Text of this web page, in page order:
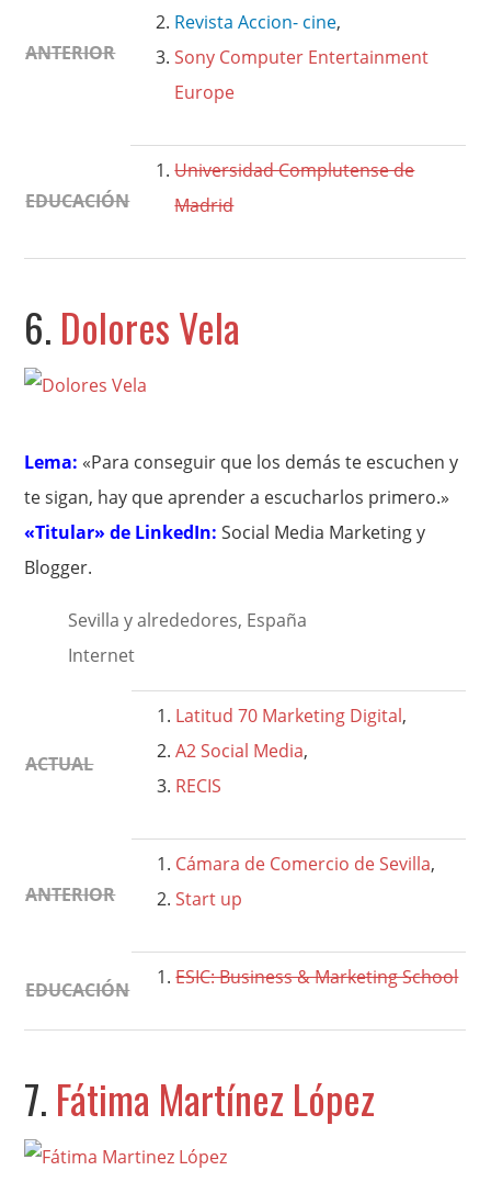
ANTERIOR
Revista Accion- cine,
Sony Computer Entertainment
Europe
EDUCACIÓN
Universidad Complutense de
Madrid
6. Dolores Vela
Lema: «Para conseguir que los demás te escuchen y
te sigan, hay que aprender a escucharlos primero.»
«Titular» de LinkedIn:Social Media Marketing y
Blogger.
Sevilla y alrededores, España
Internet
ACTUAL
Latitud 70 Marketing Digital,
A2 Social Media,
RECIS
ANTERIOR
Cámara de Comercio de Sevilla,
Start up
EDUCACIÓN
ESIC: Business & Marketing School
7. Fátima Martínez López